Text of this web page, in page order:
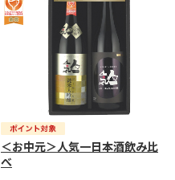
＜お中元＞人気一日本酒飲み比
べ